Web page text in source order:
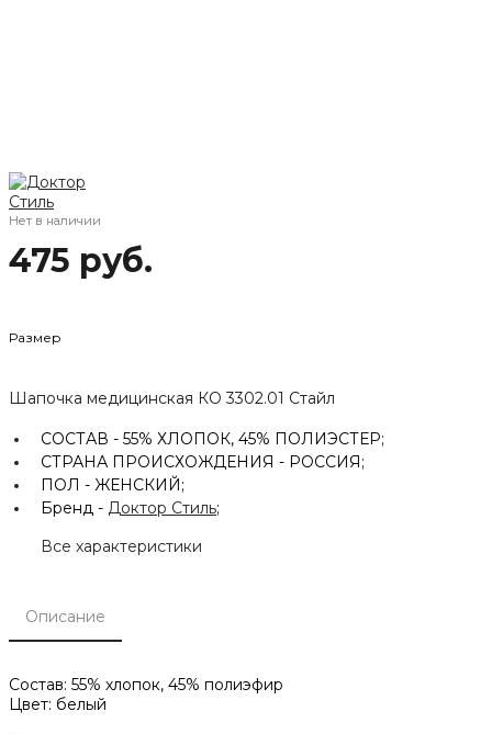
Нет в наличии
475 руб.
Размер
Шапочка медицинская КО 3302.01 Стайл
СОСТАВ - 55% ХЛОПОК, 45% ПОЛИЭСТЕР;
СТРАНА ПРОИСХОЖДЕНИЯ - РОССИЯ;
ПОЛ - ЖЕНСКИЙ;
Бренд - Доктор Стиль;
Все характеристики
Описание
Состав: 55% хлопок, 45% полиэфир
Цвет: белый